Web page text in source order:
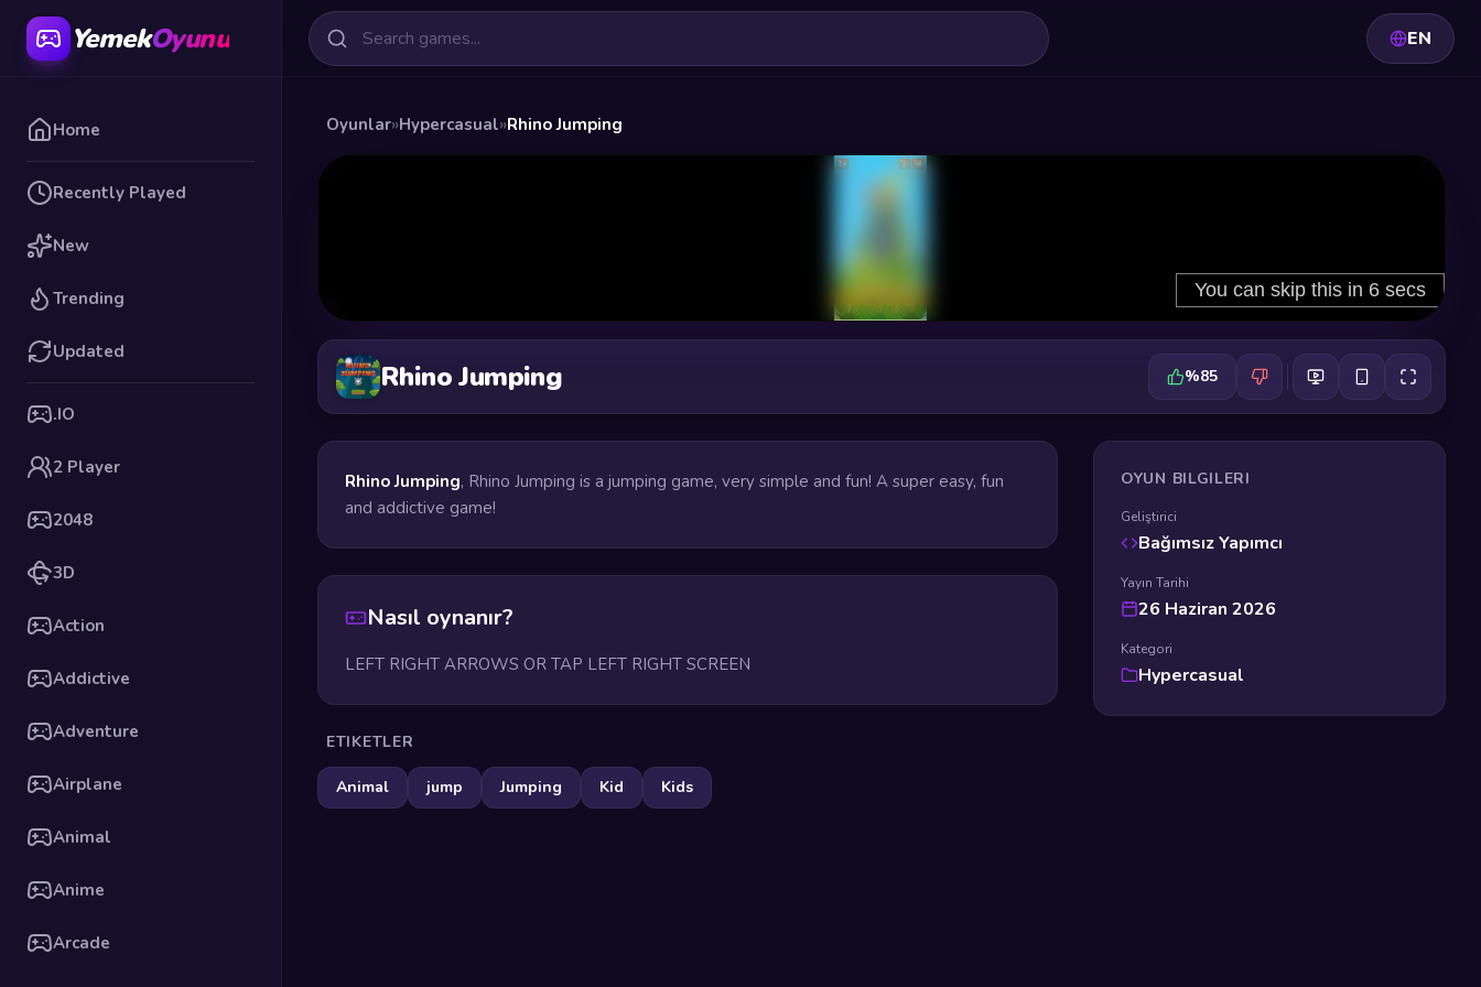
YemekOyunu
Home
Recently Played
New
Trending
Updated
.IO
2 Player
2048
3D
Action
Addictive
Adventure
Airplane
Animal
Anime
Arcade
EN
Oyunlar»Hypercasual»Rhino Jumping
Rhino Jumping %85
Rhino Jumping, Rhino Jumping is a jumping game, very simple and fun! A super easy, fun
and addictive game!
Nasıl oynanır?
LEFT RIGHT ARROWS OR TAP LEFT RIGHT SCREEN
ETIKETLER
Animal jump Jumping Kid Kids
OYUN BILGILERI
Geliştirici
Bağımsız Yapımcı
Yayın Tarihi
26 Haziran 2026
Kategori
Hypercasual